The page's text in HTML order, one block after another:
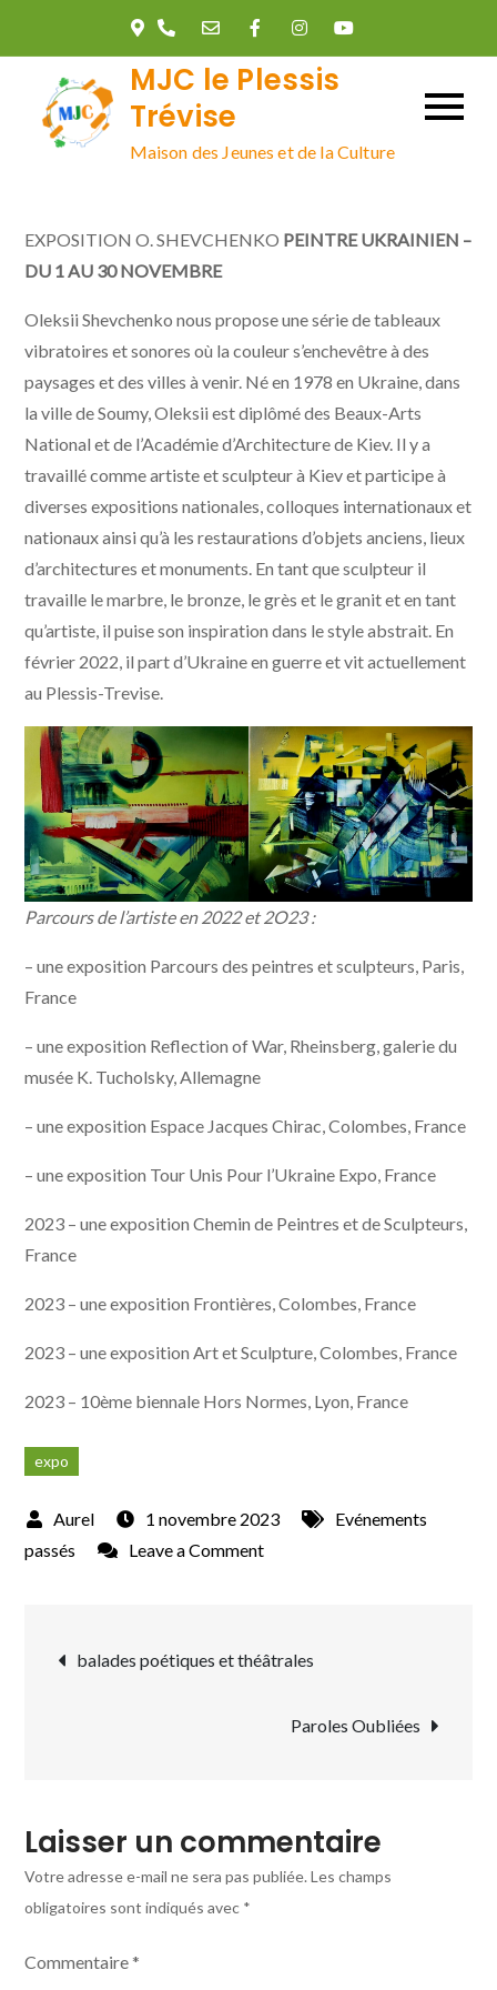
MJC le Plessis
Trévise
Maison des Jeunes et de la Culture
EXPOSITION O. SHEVCHENKO PEINTRE UKRAINIEN –
DU 1 AU 30 NOVEMBRE
Oleksii Shevchenko nous propose une série de tableaux
vibratoires et sonores où la couleur s’enchevêtre à des
paysages et des villes à venir. Né en 1978 en Ukraine, dans
la ville de Soumy, Oleksii est diplômé des Beaux-Arts
National et de l’Académie d’Architecture de Kiev. Il y a
travaillé comme artiste et sculpteur à Kiev et participe à
diverses expositions nationales, colloques internationaux et
nationaux ainsi qu’à les restaurations d’objets anciens, lieux
d’architectures et monuments. En tant que sculpteur il
travaille le marbre, le bronze, le grès et le granit et en tant
qu’artiste, il puise son inspiration dans le style abstrait. En
février 2022, il part d’Ukraine en guerre et vit actuellement
au Plessis-Trevise.
Parcours de l’artiste en 2022 et 2O23 :
– une exposition Parcours des peintres et sculpteurs, Paris,
France
– une exposition Reflection of War, Rheinsberg, galerie du
musée K. Tucholsky, Allemagne
– une exposition Espace Jacques Chirac, Colombes, France
– une exposition Tour Unis Pour l’Ukraine Expo, France
2023 – une exposition Chemin de Peintres et de Sculpteurs,
France
2023 – une exposition Frontières, Colombes, France
2023 – une exposition Art et Sculpture, Colombes, France
2023 – 10ème biennale Hors Normes, Lyon, France
expo
1 novembre 2023
Evénements
passés
Leave a Commenton
Navigation
balades poétiques et théâtrales
Paroles Oubliées
Laisser un commentaire
Votre adresse e-mail ne sera pas publiée. Les champs
obligatoires sont indiqués avec *
Commentaire*